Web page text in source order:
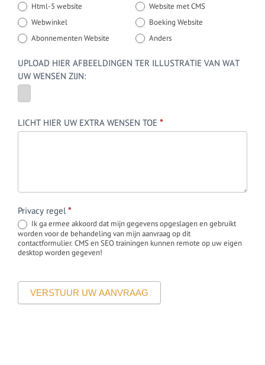
Html-5 website
Website met CMS
Webwinkel
Boeking Website
Abonnementen Website
Anders
UPLOAD HIER AFBEELDINGEN TER ILLUSTRATIE VAN WAT
UW WENSEN ZIJN:
LICHT HIER UW EXTRA WENSEN TOE *
Privacy regel*
Ik ga ermee akkoord dat mijn gegevens opgeslagen en gebruikt
worden voor de behandeling van mijn aanvraag op dit
contactformulier. CMS en SEO trainingen kunnen remote op uw eigen
desktop worden gegeven!
VERSTUUR UW AANVRAAG